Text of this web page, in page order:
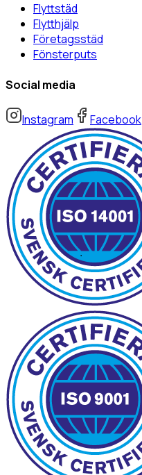
Flyttstäd
Flytthjälp
Företagsstäd
Fönsterputs
Social media
Instagram Facebook